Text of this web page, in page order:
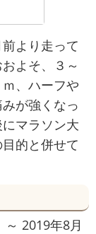
より走って
よそ、３～
、ハーフや
が強くなっ
マラソン大
的と併せて
～ 2019年8月